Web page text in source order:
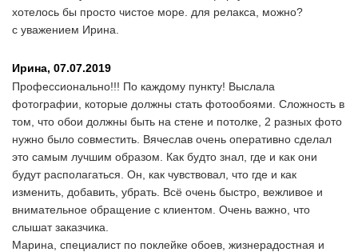
хотелось бы просто чистое море. для релакса, можно?
с уважением Ирина.
Ирина, 07.07.2019
Профессионально!!! По каждому пункту! Выслала
фотографии, которые должны стать фотообоями. Сложность в
том, что обои должны быть на стене и потолке, 2 разных фото
нужно было совместить. Вячеслав очень оперативно сделал
это самым лучшим образом. Как будто знал, где и как они
будут располагаться. Он, как чувствовал, что где и как
изменить, добавить, убрать. Всё очень быстро, вежливое и
внимательное обращение с клиентом. Очень важно, что
слышат заказчика.
Марина, специалист по поклейке обоев, жизнерадостная и